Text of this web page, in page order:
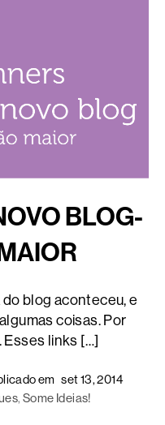
BLOG-
blog aconteceu, e
coisas. Por
Esses links […]
em set 13, 2014
, Some Ideias!